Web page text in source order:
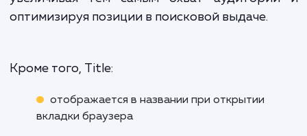
местоположением и функцией. Этот
поисковыми алгоритмами при
оказывается менее